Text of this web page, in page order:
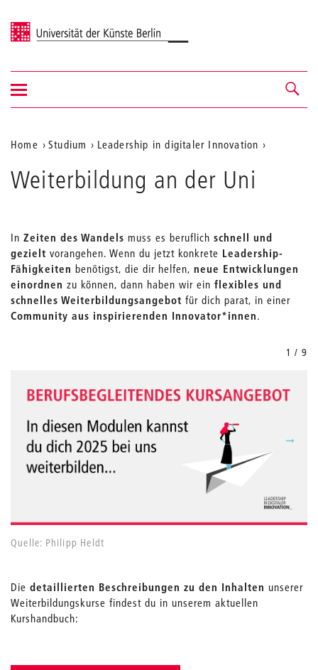
Universität der Künste Berlin
Navigation &
Suche
Navigation
ein-/ausblenden
Aktuelle
Position
auf
Webseite
Home Studium Leadership in digitaler Innovation
Weiterbildung an der Uni
In Zeiten des Wandels muss es beruflich schnell und
gezielt vorangehen. Wenn du jetzt konkrete Leadership-
Fähigkeiten benötigst, die dir helfen, neue Entwicklungen
einordnen zu können, dann haben wir ein flexibles und
schnelles Weiterbildungsangebot für dich parat, in einer
Community aus inspirierenden Innovator*innen.
Quelle: Philipp Heldt
1 / 9
Die detaillierten Beschreibungen zu den Inhalten unserer
Weiterbildungskurse findest du in unserem aktuellen
Kurshandbuch: